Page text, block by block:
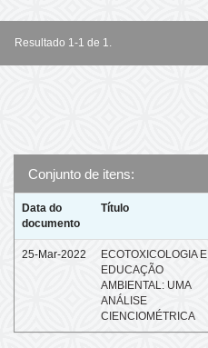
Resultado 1-1 de 1.
Conjunto de itens:
Data do
documento
Título
25-Mar-2022
ECOTOXICOLOGIA E
EDUCAÇÃO
AMBIENTAL: UMA
ANÁLISE
CIENCIOMÉTRICA